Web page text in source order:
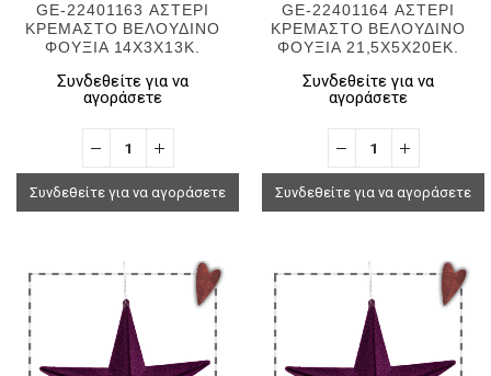
GE-22401163 ΑΣΤΕΡΙ
ΚΡΕΜΑΣΤΟ ΒΕΛΟΥΔΙΝΟ
ΦΟΥΞΙΑ 14Χ3Χ13Κ.
Συνδεθείτε για να
αγοράσετε
Συνδεθείτε για να αγοράσετε
GE-22401164 ΑΣΤΕΡΙ
ΚΡΕΜΑΣΤΟ ΒΕΛΟΥΔΙΝΟ
ΦΟΥΞΙΑ 21,5Χ5Χ20ΕΚ.
Συνδεθείτε για να
αγοράσετε
Συνδεθείτε για να αγοράσετε